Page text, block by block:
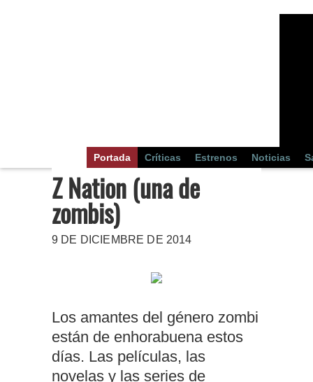
Portada Críticas Estrenos Noticias
Z Nation (una de
zombis)
9 DE DICIEMBRE DE 2014
Los amantes del género zombi
están de enhorabuena estos
días. Las películas, las
novelas y las series de